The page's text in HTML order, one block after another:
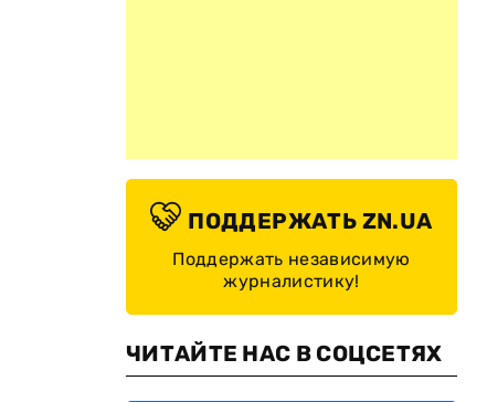
ПОДДЕРЖАТЬ ZN.UA
Поддержать независимую
журналистику!
ЧИТАЙТЕ НАС В СОЦСЕТЯХ